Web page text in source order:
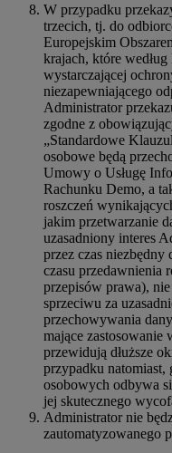
W przypadku
trzecich, tj. do
Europejskim
krajach, które
wystarczającej
niezapewniającego
Administrator
zgodne z
„Standardowe
osobowe będą
Umowy o Usługę
Rachunku Demo, a
roszczeń
jakim przetwarzanie
uzasadniony interes
przez czas
czasu przedawnienia
przepisów prawa),
sprzeciwu za
przechowywania
mające zastosowanie
przewidują dłuższe
przypadku natomiast,
osobowych odbywa
jej skutecznego
Administrator nie
zautomatyzowanego